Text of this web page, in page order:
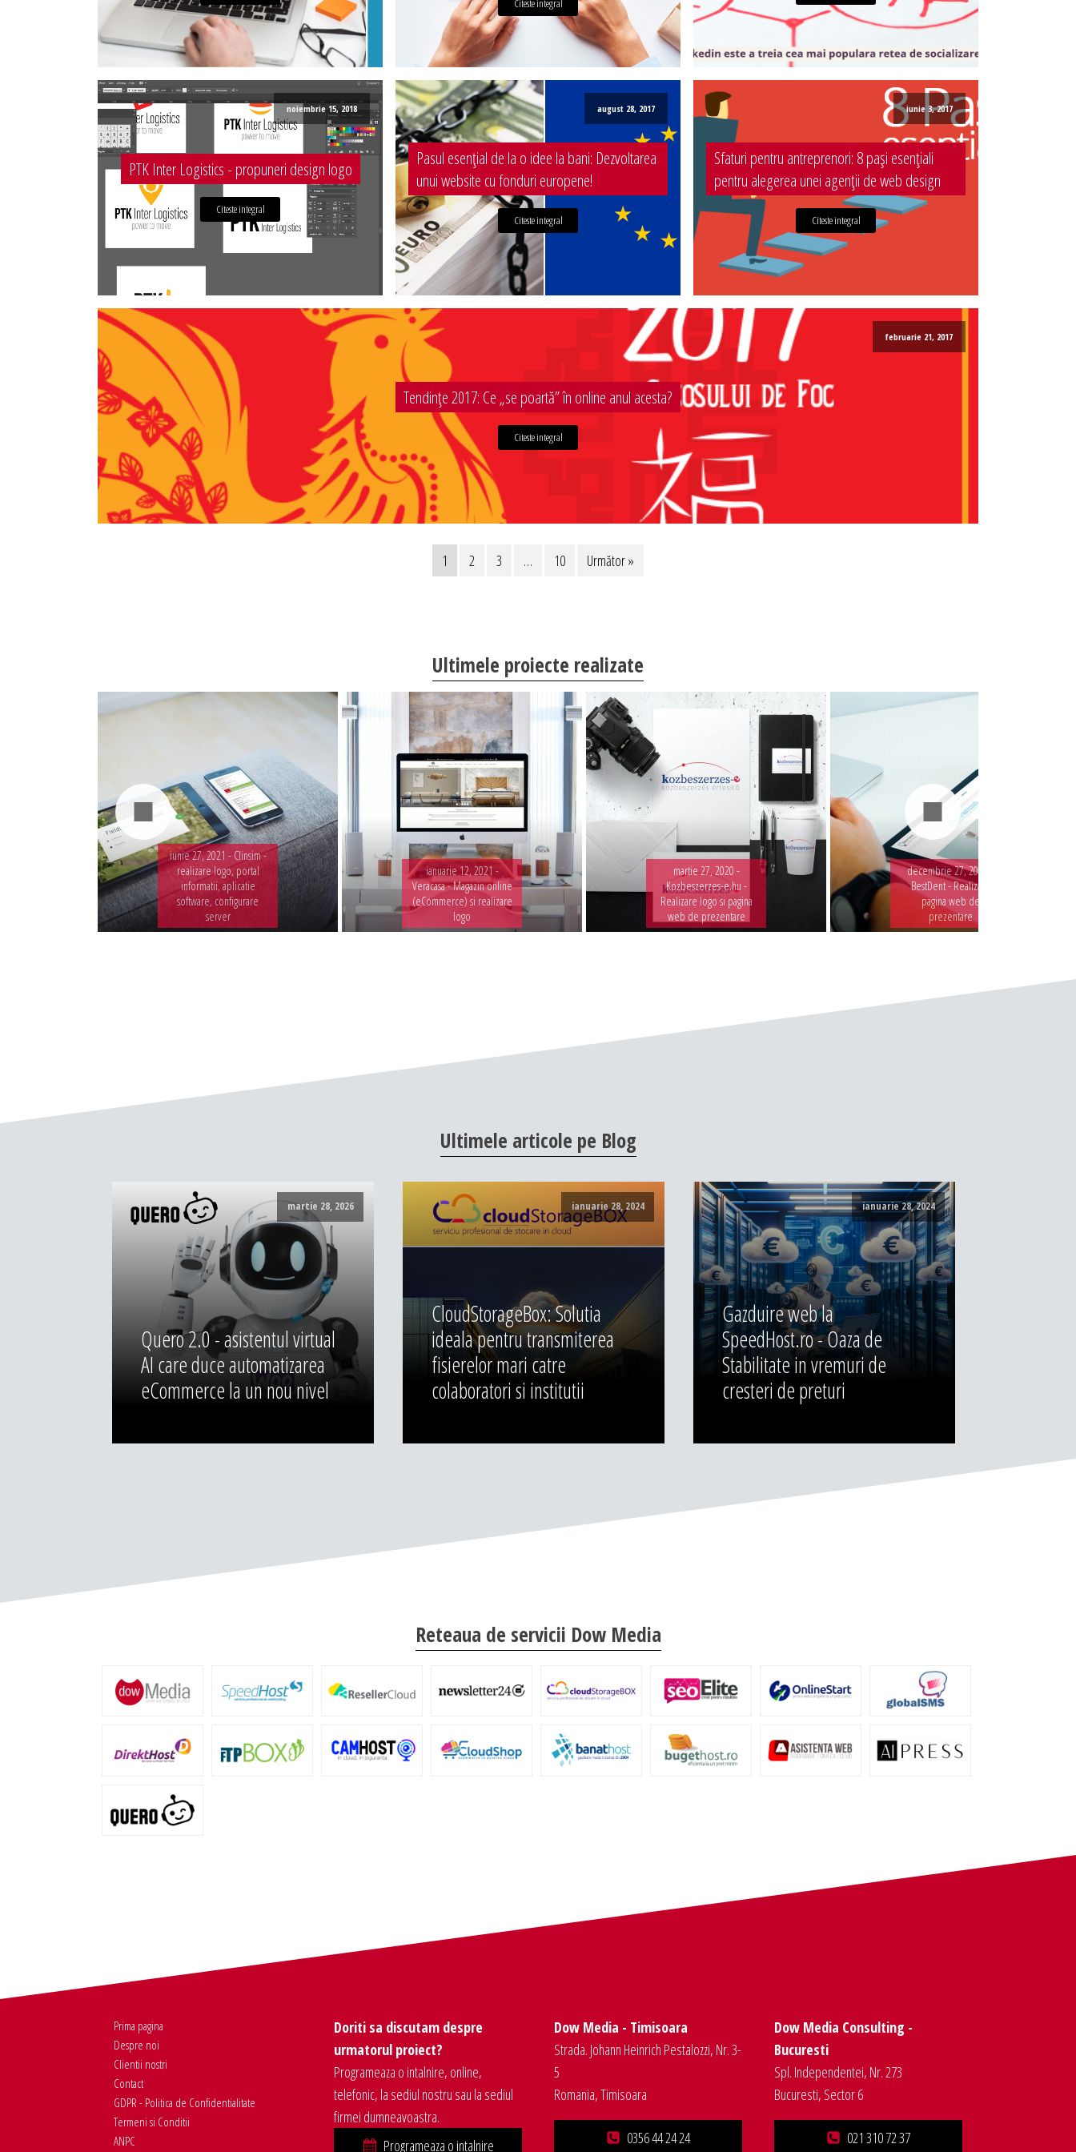
Citeste integral
noiembrie 15, 2018
PTK Inter Logistics - propuneri design logo
Citeste integral
august 28, 2017
Pasul esențial de la o idee la bani: Dezvoltarea
unui website cu fonduri europene!
Citeste integral
iunie 3, 2017
Sfaturi pentru antreprenori: 8 pași esențiali
pentru alegerea unei agenții de web design
Citeste integral
februarie 21, 2017
Tendințe 2017: Ce „se poartă” în online anul acesta?
Citeste integral
1 2 3 … 10 Următor »
Ultimele proiecte realizate
iunie 27, 2021 - Clinsim -
realizare logo, portal
informatii, aplicatie
software, configurare
server
ianuarie 12, 2021 -
Veracasa - Magazin online
(eCommerce) si realizare
logo
martie 27, 2020 -
Kozbeszerzes-e.hu -
Realizare logo si pagina
web de prezentare
decembrie 27, 2019 -
BestDent - Realizare
pagina web de
prezentare
Ultimele articole pe Blog
martie 28, 2026
Quero 2.0 - asistentul virtual
AI care duce automatizarea
eCommerce la un nou nivel
ianuarie 28, 2024
CloudStorageBox: Solutia
ideala pentru transmiterea
fisierelor mari catre
colaboratori si institutii
ianuarie 28, 2024
Gazduire web la
SpeedHost.ro - Oaza de
Stabilitate in vremuri de
cresteri de preturi
Reteaua de servicii Dow Media
Prima pagina
Despre noi
Clientii nostri
Contact
GDPR - Politica de Confidentialitate
Termeni si Conditii
ANPC
Doriti sa discutam despre
urmatorul proiect?
Programeaza o intalnire, online,
telefonic, la sediul nostru sau la sediul
firmei dumneavoastra.
Programeaza o intalnire
Dow Media - Timisoara
Strada. Johann Heinrich Pestalozzi, Nr. 3-
5
Romania, Timisoara
0356 44 24 24
Dow Media Consulting -
Bucuresti
Spl. Independentei, Nr. 273
Bucuresti, Sector 6
021 310 72 37